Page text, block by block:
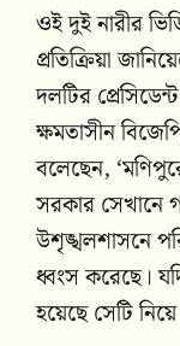
ওই দুই নারীর
প্রতিক্রিয়া
দলটির
ক্ষমতাসীন
বলেছেন,
সরকার সেখানে
উশৃঙ্খলশাসনে
ধ্বংস করেছে।
হয়েছে সেটি